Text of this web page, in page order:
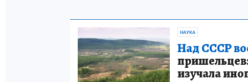
НАУКА
Над СССР
пришельцев:
изучала